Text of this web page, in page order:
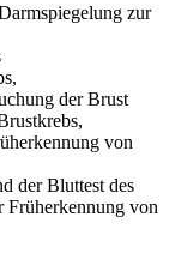
zur
der Brust
von
der Bluttest des
Früherkennung von